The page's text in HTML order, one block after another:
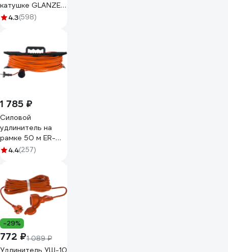
катушке GLANZEN
4 гн. 50 м ПВС
00012294
4.3(598)
1 785 ₽
Силовой
удлинитель на
рамке 50 м ER-
50-001 GLANZEN
4.4(257)
-29%
772 ₽1 089 ₽
Удлинитель УШ-10